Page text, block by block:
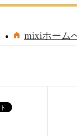
mixiホーム